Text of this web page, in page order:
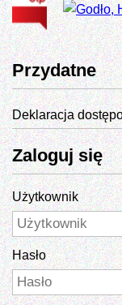
Przydatne
Deklaracja
Zaloguj się
Użytkownik
Hasło